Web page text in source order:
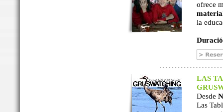
ofrece
la
LAS
Desde
Las